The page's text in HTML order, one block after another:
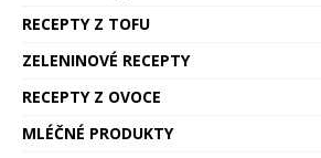
RECEPTY Z TOFU
ZELENINOVÉ RECEPTY
RECEPTY Z OVOCE
MLÉČNÉ PRODUKTY